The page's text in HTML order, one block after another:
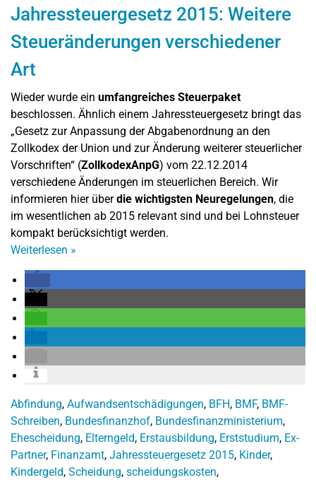
Jahressteuergesetz 2015: Weitere
Steueränderungen verschiedener
Art
Wieder wurde ein umfangreiches Steuerpaket
beschlossen. Ähnlich einem Jahressteuergesetz bringt das
„Gesetz zur Anpassung der Abgabenordnung an den
Zollkodex der Union und zur Änderung weiterer steuerlicher
Vorschriften“ (ZollkodexAnpG) vom 22.12.2014
verschiedene Änderungen im steuerlichen Bereich. Wir
informieren hier überdie wichtigsten Neuregelungen, die
im wesentlichen ab 2015 relevant sind und bei Lohnsteuer
kompakt berücksichtigt werden.
Weiterlesen »
Abfindung, Aufwandsentschädigungen, BFH, BMF, BMF-
Schreiben, Bundesfinanzhof, Bundesfinanzministerium,
Ehescheidung, Elterngeld, Erstausbildung, Erststudium, Ex-
Partner, Finanzamt, Jahressteuergesetz 2015, Kinder,
Kindergeld, Scheidung, scheidungskosten,